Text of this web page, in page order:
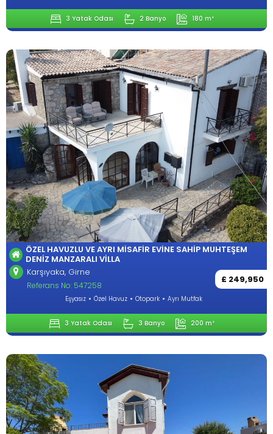
3 Yatak Odası 2 Banyo 180 m²
ÖZEL HAVUZLU VE AYRI MISAFIR EVINE SAHIP MUHTEŞEM
DENIZ MANZARALI VILLA
Karşıyaka, Girne
£ 249,950
Referans No: 547258
Eşyasız Özel Havuz Otopark Ayrı Mutfak
3 Yatak Odası 3 Banyo 200 m²